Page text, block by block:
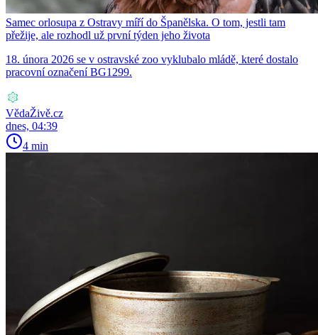
Samec orlosupa z Ostravy míří do Španělska. O tom, jestli tam
přežije, ale rozhodl už první týden jeho života
18. února 2026 se v ostravské zoo vyklubalo mládě, které dostalo
pracovní označení BG1299.
VědaŽivě.cz
dnes, 04:39
4 min